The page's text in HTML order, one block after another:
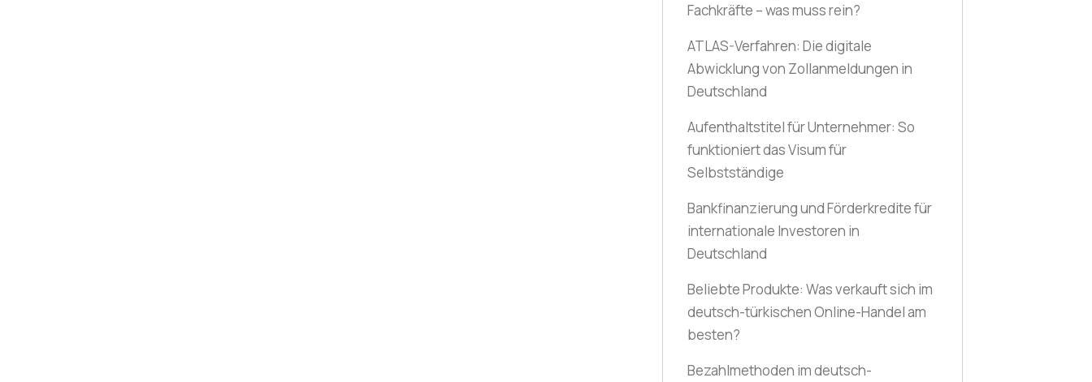
Fachkräfte – was muss rein?
ATLAS-Verfahren: Die digitale
Abwicklung von Zollanmeldungen in
Deutschland
Aufenthaltstitel für Unternehmer: So
funktioniert das Visum für
Selbstständige
Bankfinanzierung und Förderkredite für
internationale Investoren in
Deutschland
Beliebte Produkte: Was verkauft sich im
deutsch-türkischen Online-Handel am
besten?
Bezahlmethoden im deutsch-